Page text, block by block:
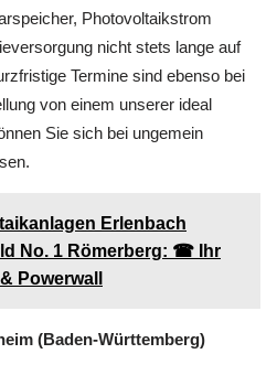
Photovoltaikstrom
nicht stets lange auf
Termine sind ebenso bei
von einem unserer ideal
Sie sich bei ungemein
Erlenbach
No. 1 Römerberg: ☎ Ihr
Powerwall
(Baden-Württemberg)